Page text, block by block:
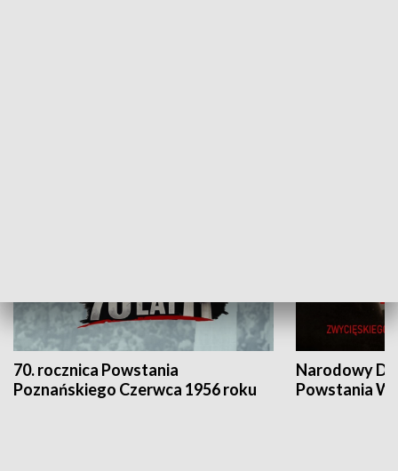
70. rocznica Powstania
Poznańskiego Czerwca 1956 roku
Narodowy
Powstania